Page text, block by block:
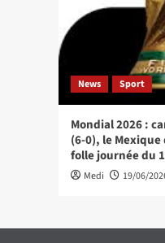
News Sport
Mondial 2026 :
(6-0), le
folle journée du
Medi 19/06/